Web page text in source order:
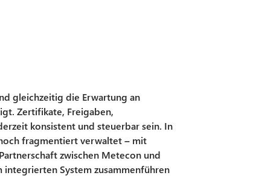
gleichzeitig die Erwartung an
Zertifikate, Freigaben,
konsistent und steuerbar sein. In
fragmentiert verwaltet – mit
zwischen Metecon und
System zusammenführen